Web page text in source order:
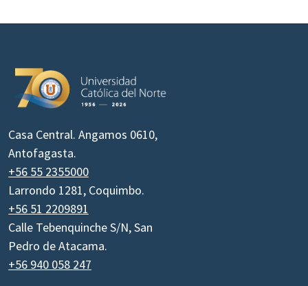
Casa Central. Angamos 0610,
Antofagasta.
+56 55 2355000
Larrondo 1281, Coquimbo.
+56 51 2209891
Calle Tebenquinche S/N, San
Pedro de Atacama.
+56 940 058 247